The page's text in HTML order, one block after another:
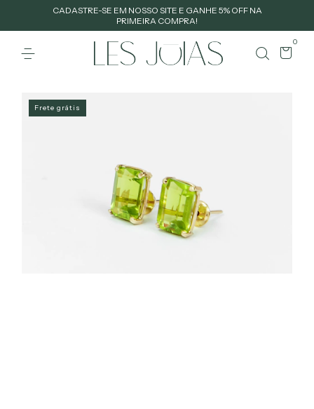
CADASTRE-SE EM NOSSO SITE E GANHE 5% OFF NA
PRIMEIRA COMPRA!
0
Frete grátis